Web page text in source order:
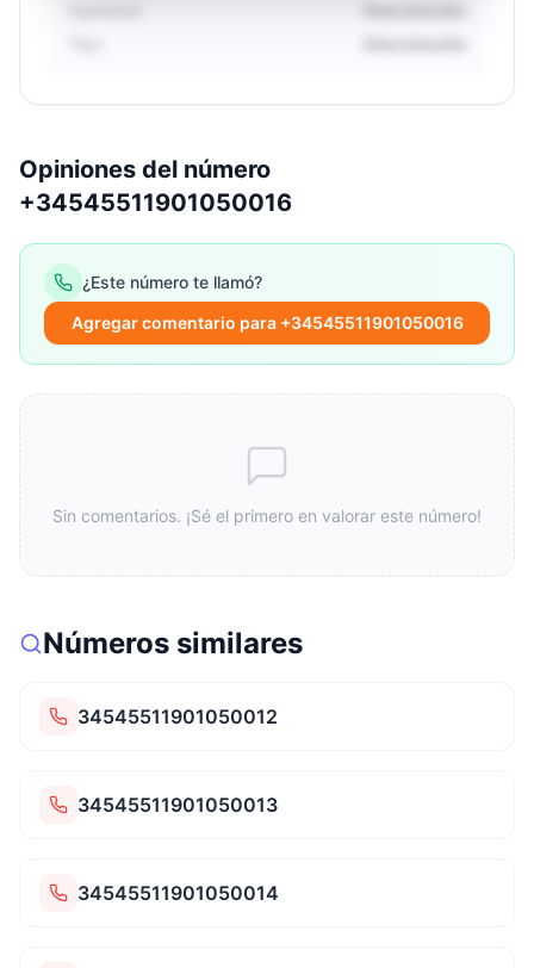
Opiniones del número
+34545511901050016
¿Este número te llamó?
Agregar comentario para +34545511901050016
Sin comentarios. ¡Sé el primero en valorar este número!
Números similares
34545511901050012
34545511901050013
34545511901050014